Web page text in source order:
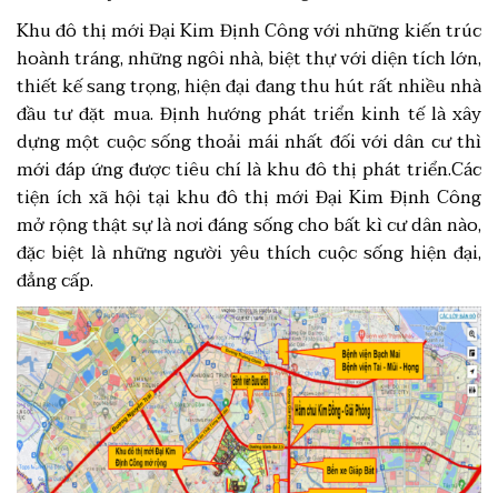
Khu đô thị mới Đại Kim Định Công với những kiến trúc
hoành tráng, những ngôi nhà, biệt thự với diện tích lớn,
thiết kế sang trọng, hiện đại đang thu hút rất nhiều nhà
đầu tư đặt mua. Định hướng phát triển kinh tế là xây
dựng một cuộc sống thoải mái nhất đối với dân cư thì
mới đáp ứng được tiêu chí là khu đô thị phát triển.Các
tiện ích xã hội tại khu đô thị mới Đại Kim Định Công
mở rộng thật sự là nơi đáng sống cho bất kì cư dân nào,
đặc biệt là những người yêu thích cuộc sống hiện đại,
đẳng cấp.